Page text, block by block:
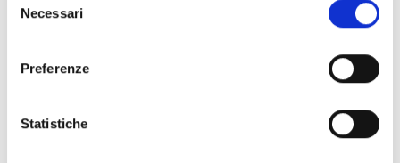
delNecessari
Preferenze
Statistiche
I contributi sono concessi a fondo perduto, in conto
del 70% delle spese
ammissibili. Ciascun beneficiario potrà richiedere un
contributo massimo di 200.000 Euro.
Link e Documenti